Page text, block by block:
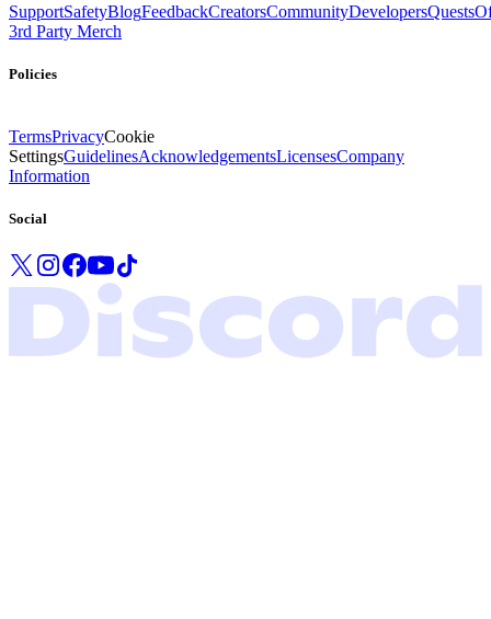
SupportSafetyBlogFeedbackCreatorsCommunityDevelopersQuests
3rd Party Merch
Policies
TermsPrivacyCookie
SettingsGuidelinesAcknowledgementsLicensesCompany
Information
Social